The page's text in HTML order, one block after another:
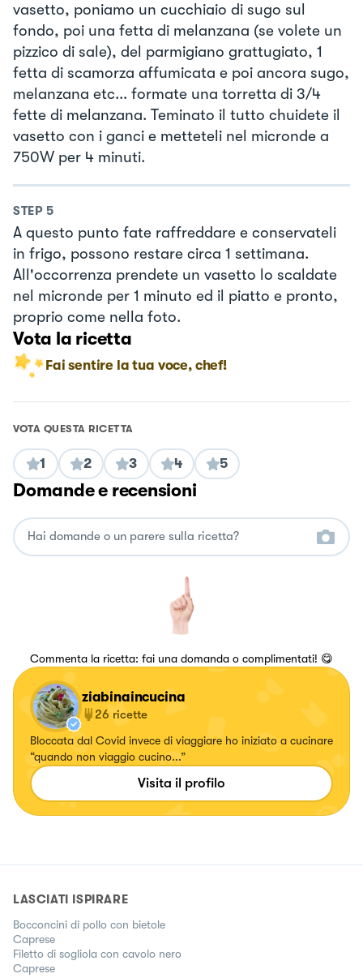
vasetto, poniamo un cucchiaio di sugo sul
fondo, poi una fetta di melanzana (se volete un
pizzico di sale), del parmigiano grattugiato, 1
fetta di scamorza affumicata e poi ancora sugo,
melanzana etc... formate una torretta di 3/4
fette di melanzana. Teminato il tutto chuidete il
vasetto con i ganci e metteteli nel micronde a
750W per 4 minuti.
STEP 5
A questo punto fate raffreddare e conservateli
in frigo, possono restare circa 1 settimana.
All'occorrenza prendete un vasetto lo scaldate
nel micronde per 1 minuto ed il piatto e pronto,
proprio come nella foto.
Vota la ricetta
Fai sentire la tua voce, chef!
VOTA QUESTA RICETTA
1 2 3 4 5
Domande e recensioni
Commenta la ricetta: fai una domanda o complimentati! 😋
ziabinaincucina
26 ricette
Bloccata dal Covid invece di viaggiare ho iniziato a cucinare
“quando non viaggio cucino...”
Visita il profilo
LASCIATI ISPIRARE
Bocconcini di pollo con bietole
Caprese
Filetto di sogliola con cavolo nero
Caprese